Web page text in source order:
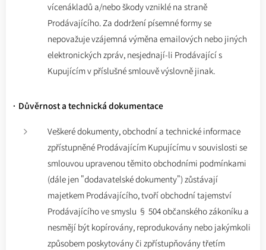
vícenákladů a/nebo škody vzniklé na straně
Prodávajícího. Za dodržení písemné formy se
nepovažuje vzájemná výměna emailových nebo jiných
elektronických zpráv, nesjednají-li Prodávající s
Kupujícím v příslušné smlouvě výslovně jinak.
· Důvěrnost a technická dokumentace
Veškeré dokumenty, obchodní a technické informace
zpřístupněné Prodávajícím Kupujícímu v souvislosti se
smlouvou upravenou těmito obchodními podmínkami
(dále jen "dodavatelské dokumenty") zůstávají
majetkem Prodávajícího, tvoří obchodní tajemství
Prodávajícího ve smyslu § 504 občanského zákoníku a
nesmějí být kopírovány, reprodukovány nebo jakýmkoli
způsobem poskytovány či zpřístupňovány třetím